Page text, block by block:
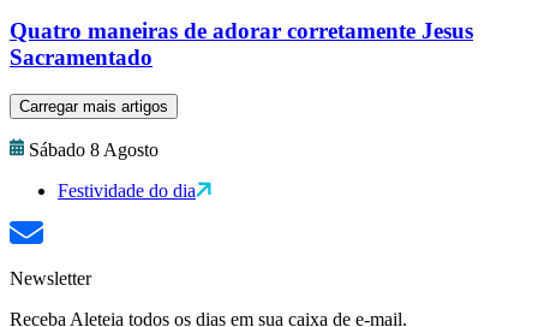
Quatro maneiras de adorar corretamente Jesus
Sacramentado
Carregar mais artigos
Sábado 8 Agosto
Festividade do dia
Newsletter
Receba Aleteia todos os dias em sua caixa de e-mail.